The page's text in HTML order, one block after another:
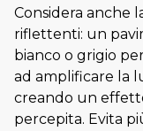
Considera anche
riflettenti: un
bianco o grigio
ad amplificare la
creando un
percepita. Evita